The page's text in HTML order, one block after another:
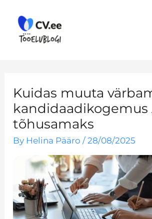
content
Kuidas muuta
kandidaadikogemus
tõhusamaks
By Helina Pääro/28/08/2025